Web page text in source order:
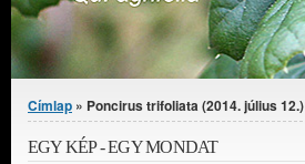
Jelenlegi hely
Címlap » Poncirus trifoliata (2014. július 12.)
EGY KÉP - EGY MONDAT